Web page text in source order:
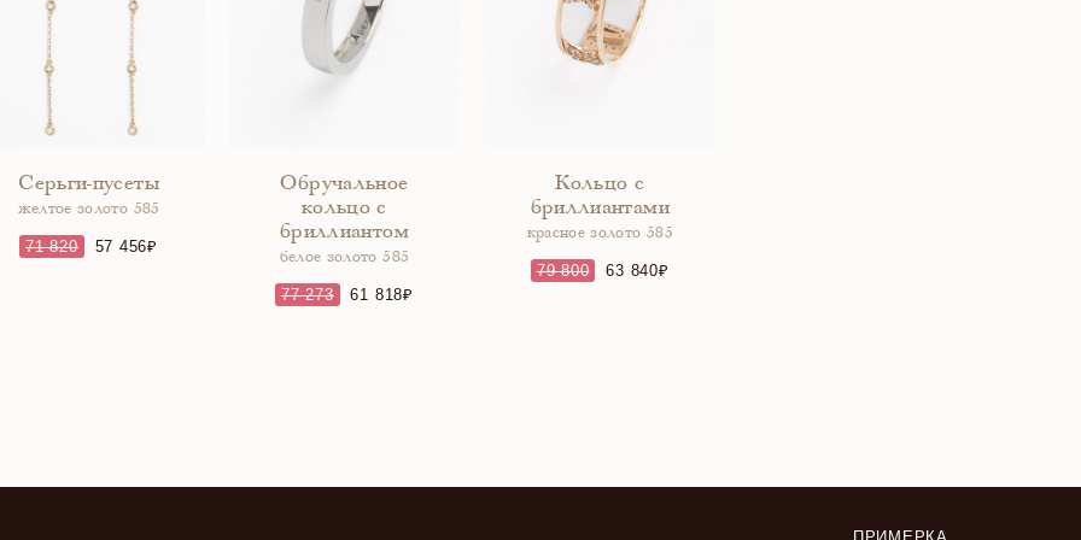
Серьги-пусеты
желтое золото 585
71 820 57 456
Обручальное
кольцо с
бриллиантом
белое золото 585
77 273 61 818
Кольцо с
бриллиантами
красное золото 585
79 800 63 840